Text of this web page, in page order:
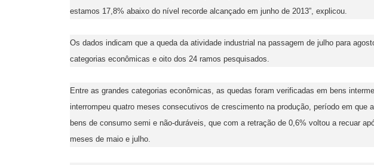
estamos 17,8% abaixo do nível recorde alcançado em junho de 2013”, explicou.
Os dados indicam que a queda da atividade industrial na passagem de julho para
categorias econômicas e oito dos 24 ramos pesquisados.
Entre as grandes categorias econômicas, as quedas foram verificadas em bens
interrompeu quatro meses consecutivos de crescimento na produção, período em que
bens de consumo semi e não-duráveis, que com a retração de 0,6% voltou a recuar
meses de maio e julho.